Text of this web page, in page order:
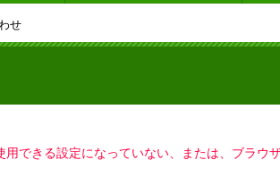
せ
用できる設定になっていない、または、ブラ